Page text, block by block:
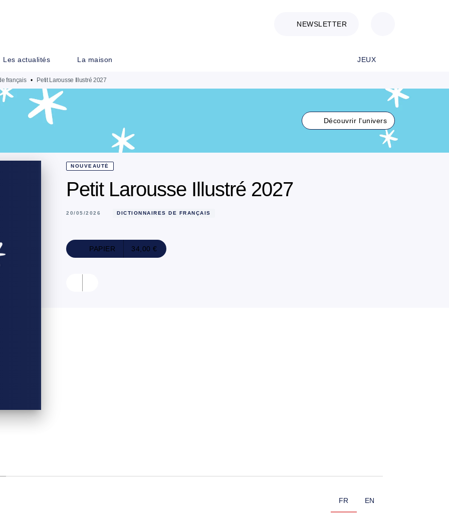
NEWSLETTER
Les actualités La maison JEUX
français • Petit Larousse Illustré 2027
Découvrir l'univers
NOUVEAUTÉ
Petit Larousse Illustré 2027
20/05/2026 DICTIONNAIRES DE FRANÇAIS
PAPIER 34,00 €
FR EN